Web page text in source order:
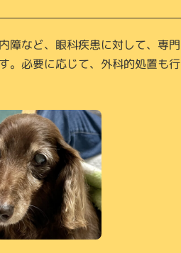
障など、眼科疾患に対して、専門
。必要に応じて、外科的処置も行